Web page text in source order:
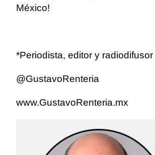
México!
*Periodista, editor y radiodifusor
@GustavoRenteria
www.GustavoRenteria.mx